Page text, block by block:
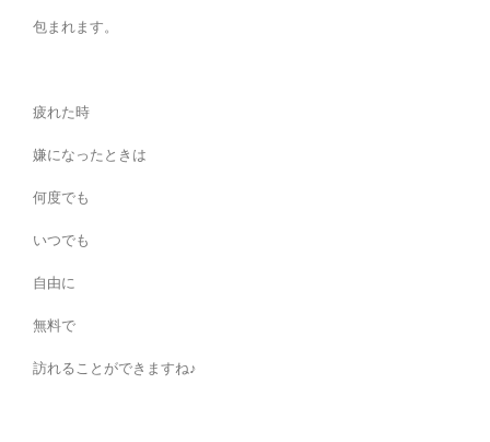
包まれます。
疲れた時
嫌になったときは
何度でも
いつでも
自由に
無料で
訪れることができますね♪